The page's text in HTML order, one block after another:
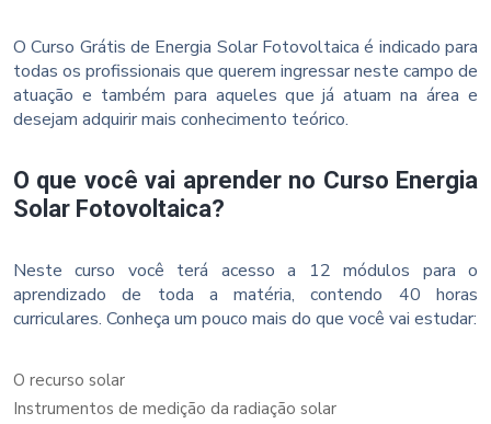
O Curso Grátis de Energia Solar Fotovoltaica é indicado para
todas os profissionais que querem ingressar neste campo de
atuação e também para aqueles que já atuam na área e
desejam adquirir mais conhecimento teórico.
O que você vai aprender no Curso Energia
Solar Fotovoltaica?
Neste curso você terá acesso a 12 módulos para o
aprendizado de toda a matéria, contendo 40 horas
curriculares. Conheça um pouco mais do que você vai estudar:
O recurso solar
Instrumentos de medição da radiação solar